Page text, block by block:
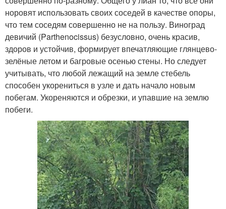
норовят использовать своих соседей в качестве опоры,
что тем соседям совершенно не на пользу. Виноград
девичий (Parthenocissus) безусловно, очень красив,
здоров и устойчив, формирует впечатляющие глянцево-
зелёные летом и багровые осенью стены. Но следует
учитывать, что любой лежащий на земле стебель
способен укорениться в узле и дать начало новым
побегам. Укореняются и обрезки, и упавшие на землю
побеги.